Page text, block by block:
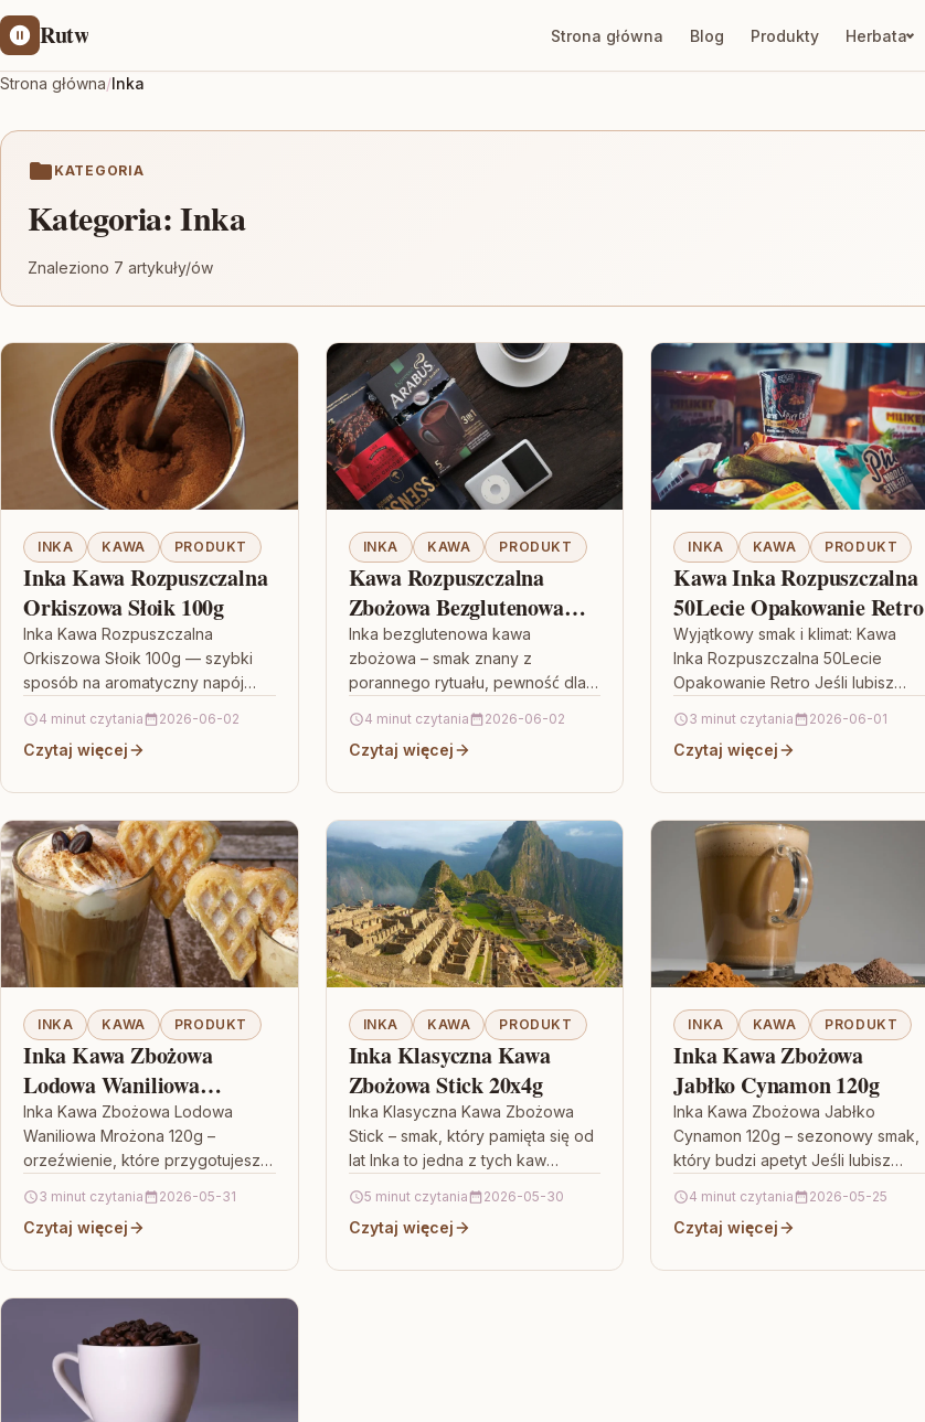
Rutw Strona główna Blog Produkty Herbata
Strona główna/Inka
KATEGORIA
Kategoria:Inka
Znaleziono 7 artykuły/ów
INKA KAWA PRODUKT
Inka Kawa Rozpuszczalna
Orkiszowa Słoik 100g
Inka Kawa Rozpuszczalna
Orkiszowa Słoik 100g — szybki
sposób na aromatyczny napój
cenisz także wygodę
przygotowania, Inka Kawa
4 minut czytania 2026-06-02
Czytaj więcej
INKA KAWA PRODUKT
Kawa Rozpuszczalna
Zbożowa Bezglutenowa
100g
Inka bezglutenowa kawa
zbożowa – smak znany z
porannego rytuału, pewność dla
alternatywy dla klasycznej kawy,
która ma łagodny, zbożowy
4 minut czytania 2026-06-02
Czytaj więcej
INKA KAWA PRODUKT
Kawa Inka Rozpuszczalna
50Lecie Opakowanie Retro
Wyjątkowy smak i klimat: Kawa
Inka Rozpuszczalna 50Lecie
Opakowanie Retro Jeśli lubisz
prostotę przygotowania, Kawa
Inka Rozpuszczalna 50Lecie
3 minut czytania 2026-06-01
Czytaj więcej
INKA KAWA PRODUKT
Inka Kawa Zbożowa
Lodowa Waniliowa
Mrożona 120g
Inka Kawa Zbożowa Lodowa
Waniliowa Mrożona 120g –
orzeźwienie, które przygotujesz
rośnie, a Ty chcesz czegoś
smacznego i lekkiego,…
3 minut czytania 2026-05-31
Czytaj więcej
INKA KAWA PRODUKT
Inka Klasyczna Kawa
Zbożowa Stick 20x4g
Inka Klasyczna Kawa Zbożowa
Stick – smak, który pamięta się od
lat Inka to jedna z tych kaw
status…
5 minut czytania 2026-05-30
Czytaj więcej
INKA KAWA PRODUKT
Inka Kawa Zbożowa
Jabłko Cynamon 120g
Inka Kawa Zbożowa Jabłko
Cynamon 120g – sezonowy smak,
który budzi apetyt Jeśli lubisz
się na klasycznym aromacie,
sięgnij…
4 minut czytania 2026-05-25
Czytaj więcej